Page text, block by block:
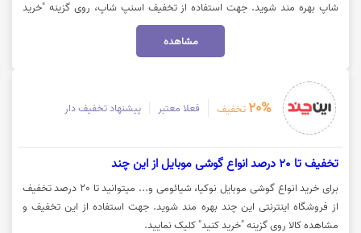
شاپ بهره مند شوید. جهت استفاده از تخفیف اسنپ شاپ، روی گزینه "خرید
مشاهده
20% تخفیف فعلا معتبر پیشنهاد تخفیف دار
تخفیف تا 20 درصد انواع گوشی موبایل از این چند
برای خرید انواع گوشی موبایل نوکیا، شیائومی و... میتوانید تا 20 درصد تخفیف
از فروشگاه اینترنتی این چند بهره مند شوید. جهت استفاده از این تخفیف و
مشاهده کالا روی گزینه "خرید کنید" کلیک نمایید.